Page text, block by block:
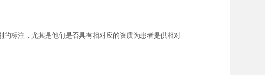
标注，尤其是他们是否具有相对应的资质为患者提供相对